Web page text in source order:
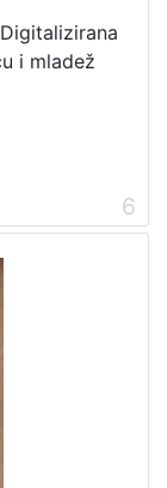
Digitalizirana
i mladež
6